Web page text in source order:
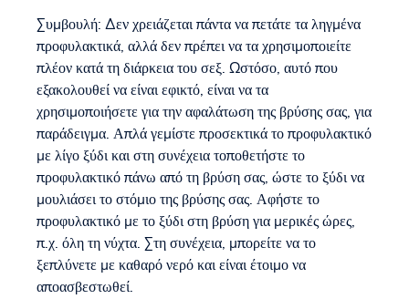
Συμβουλή: Δεν χρειάζεται πάντα να πετάτε τα ληγμένα
προφυλακτικά, αλλά δεν πρέπει να τα χρησιμοποιείτε
πλέον κατά τη διάρκεια του σεξ. Ωστόσο, αυτό που
εξακολουθεί να είναι εφικτό, είναι να τα
χρησιμοποιήσετε για την αφαλάτωση της βρύσης σας, για
παράδειγμα. Απλά γεμίστε προσεκτικά το προφυλακτικό
με λίγο ξύδι και στη συνέχεια τοποθετήστε το
προφυλακτικό πάνω από τη βρύση σας, ώστε το ξύδι να
μουλιάσει το στόμιο της βρύσης σας. Αφήστε το
προφυλακτικό με το ξύδι στη βρύση για μερικές ώρες,
π.χ. όλη τη νύχτα. Στη συνέχεια, μπορείτε να το
ξεπλύνετε με καθαρό νερό και είναι έτοιμο να
αποασβεστωθεί.